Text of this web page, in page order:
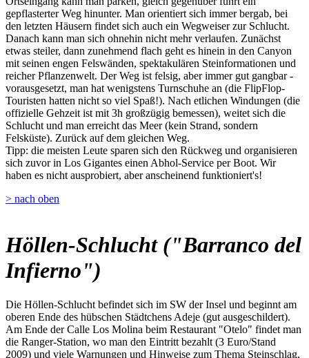
gepflasterter Weg hinunter. Man orientiert sich immer bergab, bei
den letzten Häusern findet sich auch ein Wegweiser zur Schlucht.
Danach kann man sich ohnehin nicht mehr verlaufen. Zunächst
etwas steiler, dann zunehmend flach geht es hinein in den Canyon
mit seinen engen Felswänden, spektakulären Steinformationen und
reicher Pflanzenwelt. Der Weg ist felsig, aber immer gut gangbar -
vorausgesetzt, man hat wenigstens Turnschuhe an (die FlipFlop-
Touristen hatten nicht so viel Spaß!). Nach etlichen Windungen (die
offizielle Gehzeit ist mit 3h großzügig bemessen), weitet sich die
Schlucht und man erreicht das Meer (kein Strand, sondern
Felsküste). Zurück auf dem gleichen Weg.
Tipp: die meisten Leute sparen sich den Rückweg und organisieren
sich zuvor in Los Gigantes einen Abhol-Service per Boot. Wir
haben es nicht ausprobiert, aber anscheinend funktioniert's!
> nach oben
Höllen-Schlucht ("Barranco del
Infierno")
Die Höllen-Schlucht befindet sich im SW der Insel und beginnt am
oberen Ende des hübschen Städtchens Adeje (gut ausgeschildert).
Am Ende der Calle Los Molina beim Restaurant "Otelo" findet man
die Ranger-Station, wo man den Eintritt bezahlt (3 Euro/Stand
2009) und viele Warnungen und Hinweise zum Thema Steinschlag,